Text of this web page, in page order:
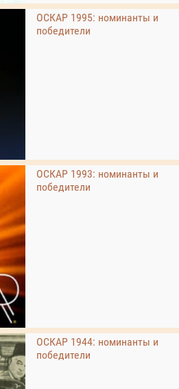
ОСКАР 1995: номинанты и
победители
ОСКАР 1993: номинанты и
победители
ОСКАР 1944: номинанты и
победители